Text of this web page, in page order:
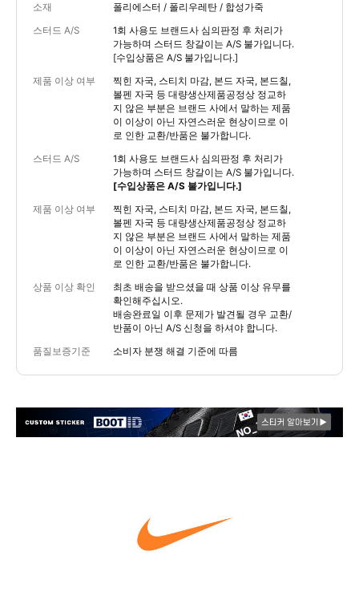
소재 폴리에스터 / 폴리우레탄 / 합성가죽
스터드 A/S
1회 사용도 브랜드사 심의판정 후 처리가
가능하며 스터드 창갈이는 A/S 불가입니다.
[수입상품은 A/S 불가입니다.]
제품 이상 여부
찍힌 자국, 스티치 마감, 본드 자국, 본드칠,
볼펜 자국 등 대량생산제품공정상 정교하
지 않은 부분은 브랜드 사에서 말하는 제품
이 이상이 아닌 자연스러운 현상이므로 이
로 인한 교환/반품은 불가합니다.
스터드 A/S
1회 사용도 브랜드사 심의판정 후 처리가
가능하며 스터드 창갈이는 A/S 불가입니다.
[수입상품은 A/S 불가입니다.]
제품 이상 여부
찍힌 자국, 스티치 마감, 본드 자국, 본드칠,
볼펜 자국 등 대량생산제품공정상 정교하
지 않은 부분은 브랜드 사에서 말하는 제품
이 이상이 아닌 자연스러운 현상이므로 이
로 인한 교환/반품은 불가합니다.
상품 이상 확인
최초 배송을 받으셨을 때 상품 이상 유무를
확인해주십시오.
배송완료일 이후 문제가 발견될 경우 교환/
반품이 아닌 A/S 신청을 하셔야 합니다.
품질보증기준 소비자 분쟁 해결 기준에 따름